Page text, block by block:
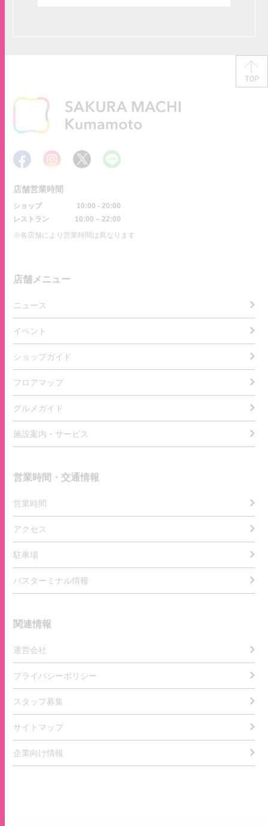
店舗営業時間
ショップ
10:00 - 20:00
レストラン
10:00 – 22:00
※各店舗により営業時間は異なります
店舗メニュー
ニュース
イベント
ショップガイド
フロアマップ
グルメガイド
施設案内・サービス
営業時間・交通情報
営業時間
アクセス
駐車場
バスターミナル情報
関連情報
運営会社
プライバシーポリシー
スタッフ募集
サイトマップ
企業向け情報